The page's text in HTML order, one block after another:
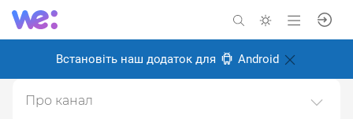
Встановіть наш додаток для Android
Про канал